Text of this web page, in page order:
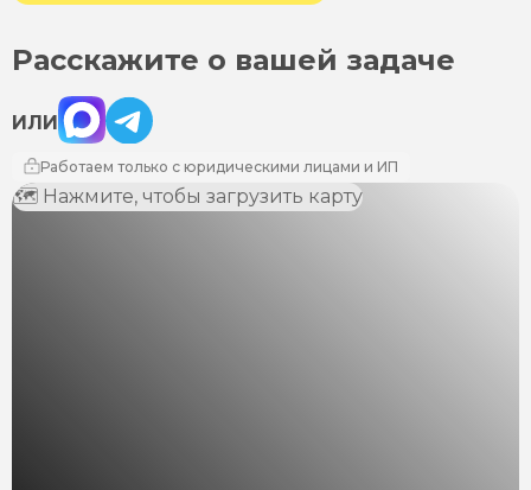
Расскажите о вашей задаче
ИЛИ
Max Telegram
Работаем только с юридическими лицами и ИП
🗺 Нажмите, чтобы загрузить карту